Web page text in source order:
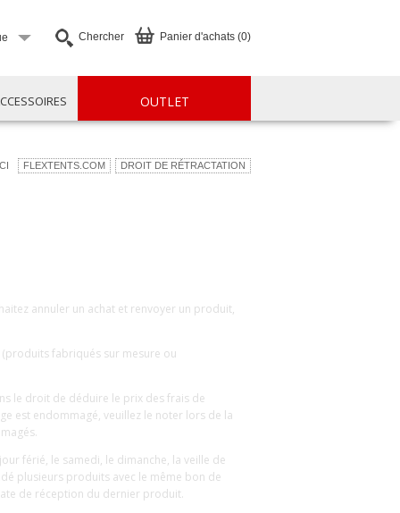
Panier d'achats (0)
Chercher
OUTLET
FLEXTENTS.COM DROIT DE RÉTRACTATION
annuler un achat et renvoyer un produit,
fabriqués sur mesure ou
le droit de déduire le prix des frais de
est endommagé, veuillez le noter lors de la
férié, le samedi, le dimanche, la veille de
plusieurs produits avec le même bon de
de réception du dernier produit.